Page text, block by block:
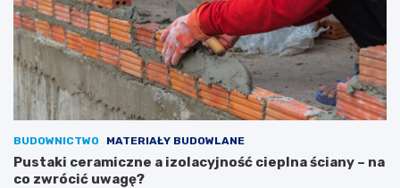
BUDOWNICTWO MATERIAŁY BUDOWLANE
Pustaki ceramiczne a izolacyjność cieplna ściany – na
co zwrócić uwagę?